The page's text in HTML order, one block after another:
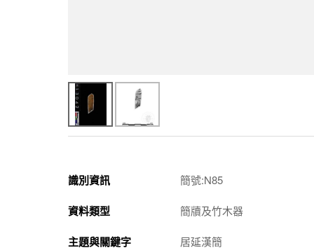
識別資訊 簡號:N85
資料類型 簡牘及竹木器
主題與關鍵字 居延漢簡